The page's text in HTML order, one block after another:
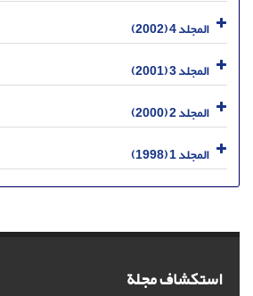
المجلد 4 (2002)
المجلد 3 (2001)
المجلد 2 (2000)
المجلد 1 (1998)
استكشاف مجلة